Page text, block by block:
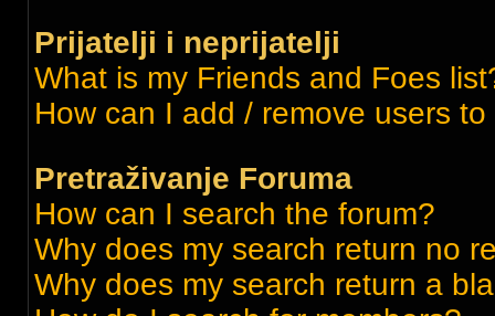
Prijatelji i neprijatelji
What is my Friends and Foes
How can I add / remove users
Pretraživanje Foruma
How can I search the forum?
Why does my search return no
Why does my search return a